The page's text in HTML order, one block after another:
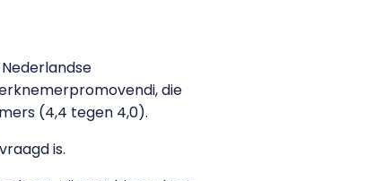
die
(4,4 tegen 4,0).
is.